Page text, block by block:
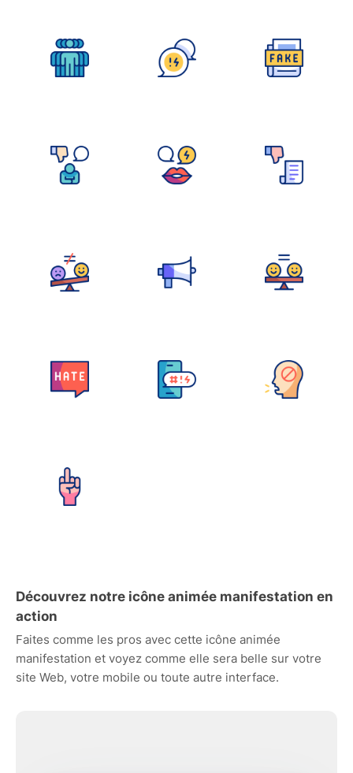
Découvrez notre icône animée manifestation en
action
Faites comme les pros avec cette icône animée
manifestation et voyez comme elle sera belle sur votre
site Web, votre mobile ou toute autre interface.